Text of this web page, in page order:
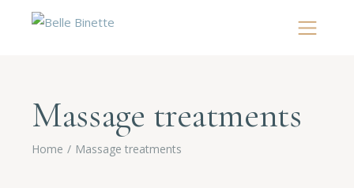
Massage treatments
Home Massage treatments